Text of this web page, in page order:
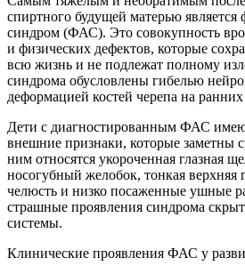
спиртного будущей матерью
синдром (ФАС). Это совокупность
и физических дефектов, которые
всю жизнь и не подлежат полному
синдрома обусловлены гибелью
деформацией костей черепа на ранних
Дети с диагностированным ФАС
внешние признаки, которые заметны
ним относятся укороченная глазная
носогубный желобок, тонкая верхняя
челюсть и низко посаженные ушные
страшные проявления синдрома
системы.
Клинические проявления ФАС у